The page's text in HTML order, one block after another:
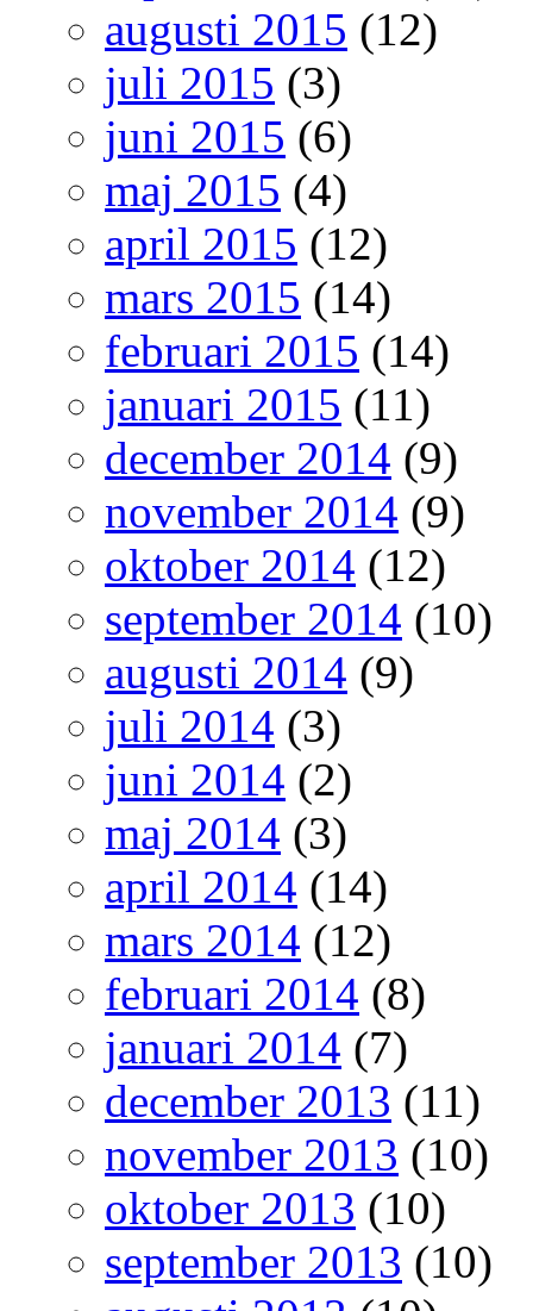
augusti 2015 (12)
juli 2015 (3)
juni 2015 (6)
maj 2015 (4)
april 2015 (12)
mars 2015 (14)
februari 2015 (14)
januari 2015 (11)
december 2014 (9)
november 2014 (9)
oktober 2014 (12)
september 2014 (10)
augusti 2014 (9)
juli 2014 (3)
juni 2014 (2)
maj 2014 (3)
april 2014 (14)
mars 2014 (12)
februari 2014 (8)
januari 2014 (7)
december 2013 (11)
november 2013 (10)
oktober 2013 (10)
september 2013 (10)